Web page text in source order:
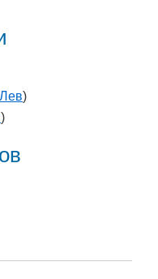
)
)